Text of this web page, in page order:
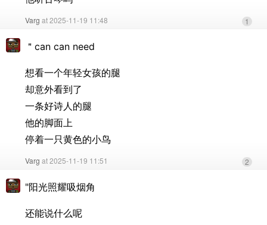
Varg at 2025-11-19 11:48 1
＂can can need
想看一个年轻女孩的腿
却意外看到了
一条好诗人的腿
他的脚面上
停着一只黄色的小鸟
Varg at 2025-11-19 11:51 2
"阳光照耀吸烟角
还能说什么呢